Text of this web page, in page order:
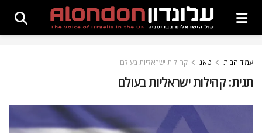
עמוד הבית טאג קהילות ישראליות בעולם
תגית:קהילות ישראליות בעולם